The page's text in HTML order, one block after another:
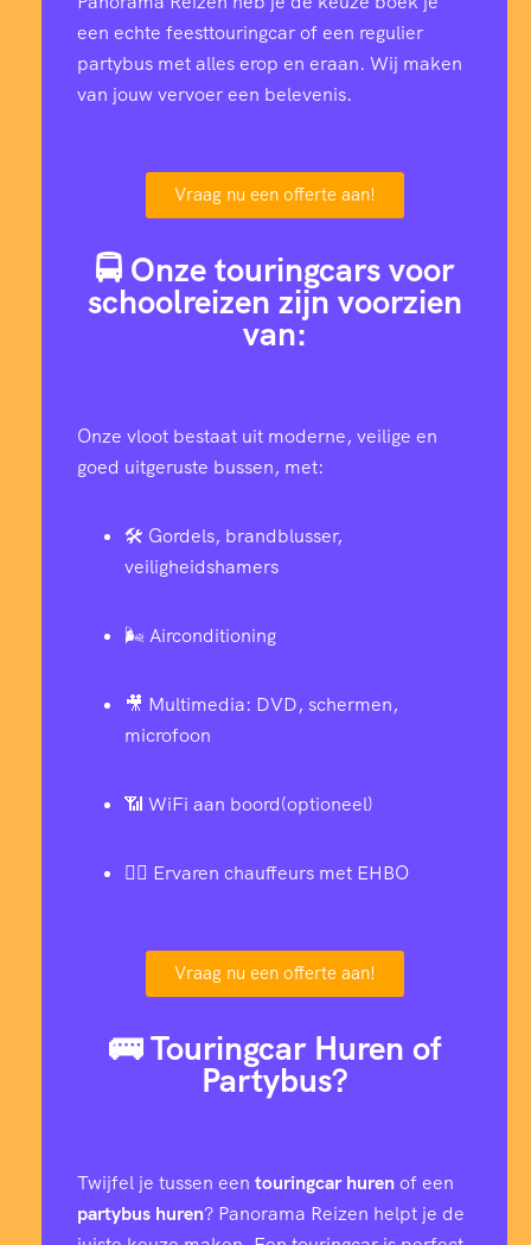
een echte feesttouringcar of een regulier
partybus met alles erop en eraan. Wij maken
van jouw vervoer een belevenis.
Vraag nu een offerte aan!
🚍 Onze touringcars voor
schoolreizen zijn voorzien
van:
Onze vloot bestaat uit moderne, veilige en
goed uitgeruste bussen, met:
🛠️ Gordels, brandblusser,
veiligheidshamers
🌬️ Airconditioning
🎥 Multimedia: DVD, schermen,
microfoon
📶 WiFi aan boord(optioneel)
👨‍✈️ Ervaren chauffeurs met EHBO
Vraag nu een offerte aan!
🚌 Touringcar Huren of
Partybus?
Twijfel je tussen een touringcar hurenof een
partybus huren? Panorama Reizen helpt je de